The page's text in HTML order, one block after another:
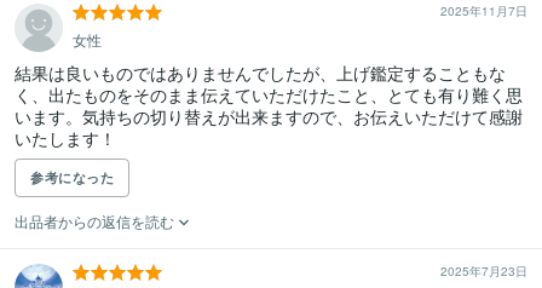
2025年11月7日
女性
結果は良いものではありませんでしたが、上げ鑑定することもな
く、出たものをそのまま伝えていただけたこと、とても有り難く思
います。気持ちの切り替えが出来ますので、お伝えいただけて感謝
いたします！
参考になった
出品者からの返信を読む
2025年7月23日